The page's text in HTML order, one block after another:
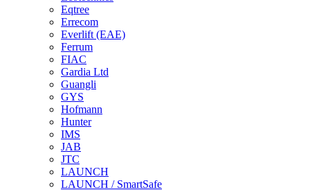
Eqtree
Errecom
Everlift (EAE)
Ferrum
FIAC
Gardia Ltd
Guangli
GYS
Hofmann
Hunter
IMS
JAB
JTC
LAUNCH
LAUNCH / SmartSafe